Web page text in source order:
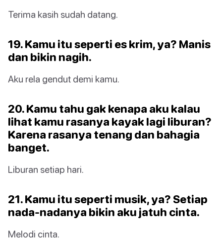
Terima kasih sudah datang.
19. Kamu itu seperti es krim, ya? Manis
dan bikin nagih.
Aku rela gendut demi kamu.
20. Kamu tahu gak kenapa aku kalau
lihat kamu rasanya kayak lagi liburan?
Karena rasanya tenang dan bahagia
banget.
Liburan setiap hari.
21. Kamu itu seperti musik, ya? Setiap
nada-nadanya bikin aku jatuh cinta.
Melodi cinta.